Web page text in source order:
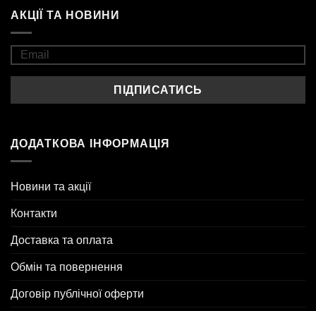
АКЦІЇ ТА НОВИНИ
ДОДАТКОВА ІНФОРМАЦІЯ
Новини та акції
Контакти
Доставка та оплата
Обмін та повернення
Договір публічної оферти